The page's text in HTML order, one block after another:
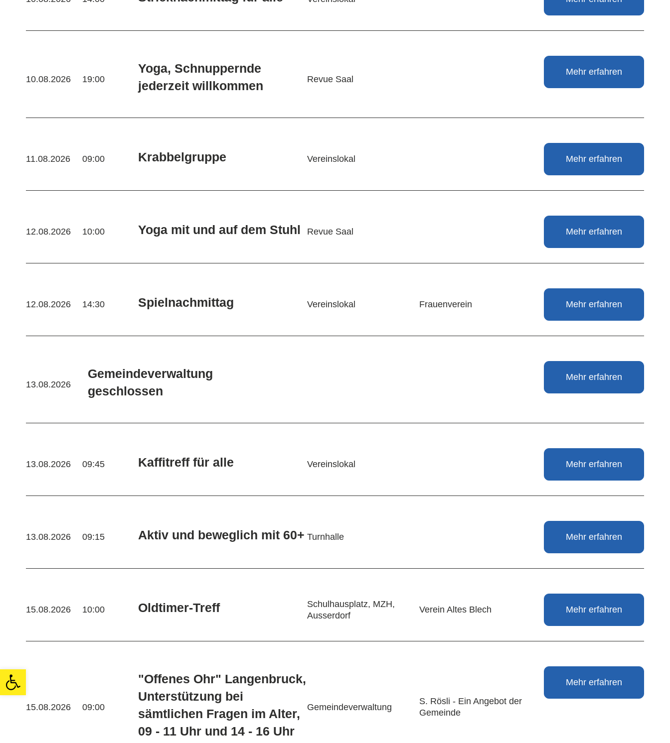
Open toolbar
10.08.2026 19:00
Yoga, Schnuppernde
jederzeit willkommen
Revue Saal
Mehr erfahren
11.08.2026 09:00 Krabbelgruppe Vereinslokal Mehr erfahren
12.08.2026 10:00 Yoga mit und auf dem Stuhl Revue Saal Mehr erfahren
12.08.2026 14:30 Spielnachmittag Vereinslokal Frauenverein Mehr erfahren
13.08.2026
Gemeindeverwaltung
geschlossen
Mehr erfahren
13.08.2026 09:45 Kaffitreff für alle Vereinslokal Mehr erfahren
13.08.2026 09:15 Aktiv und beweglich mit 60+ Turnhalle Mehr erfahren
15.08.2026 10:00 Oldtimer-Treff
Schulhausplatz, MZH,
Ausserdorf
Verein Altes Blech Mehr erfahren
15.08.2026 09:00
"Offenes Ohr" Langenbruck,
Unterstützung bei
sämtlichen Fragen im Alter,
09 - 11 Uhr und 14 - 16 Uhr
Gemeindeverwaltung
S. Rösli - Ein Angebot der
Gemeinde
Mehr erfahren